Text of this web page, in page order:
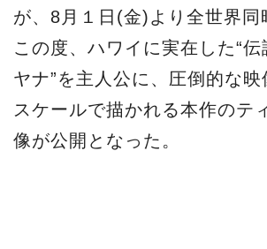
が、8月１日(金)より全世界同
この度、ハワイに実在した“伝
ヤナ”を主人公に、圧倒的な
スケールで描かれる本作のテ
像が公開となった。